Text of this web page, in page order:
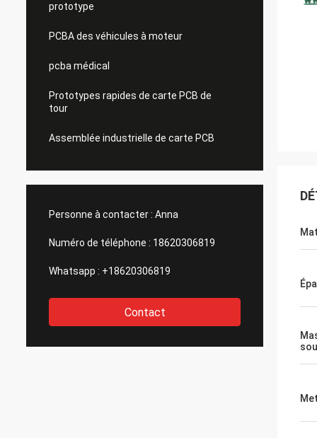
prototype
PCBA des véhicules à moteur
pcba médical
Prototypes rapides de carte PCB de
tour
Assemblée industrielle de carte PCB
Personne à contacter : Anna
Numéro de téléphone : 18620306819
Whatsapp : +18620306819
Contact